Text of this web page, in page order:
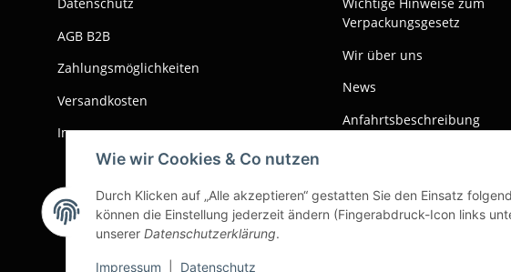
Wie wir Cookies & Co nutzen
Durch Klicken auf „Alle akzeptieren“ gestatten Sie den Einsatz
können die Einstellung jederzeit ändern (Fingerabdruck-Icon links
unserer Datenschutzerklärung.
Impressum Datenschutz
Datenschutz
AGB B2B
Zahlungsmöglichkeiten
Versandkosten
Impressum
Wichtige Hinweise zum
Verpackungsgesetz
Wir über uns
News
Anfahrtsbeschreibung
Bankverbindung